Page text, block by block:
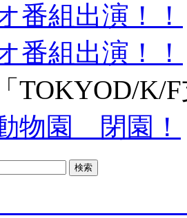
番組出演！！
番組出演！！
TOKYOD/K/
物園 閉園！